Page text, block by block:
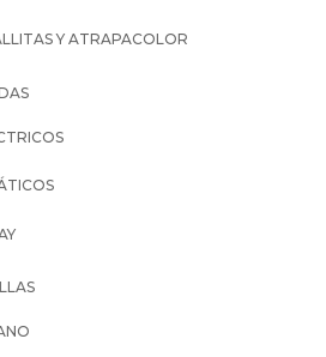
Y ATRAPACOLOR